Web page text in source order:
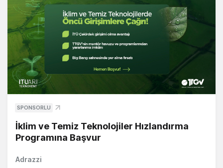
SPONSORLU
İklim ve Temiz Teknolojiler Hızlandırma
Programına Başvur
Adrazzi